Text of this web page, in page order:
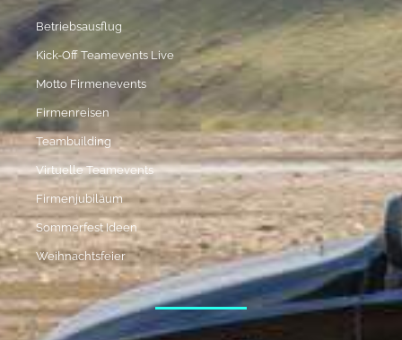
Betriebsausflug
Kick-Off Teamevents Live
Motto Firmenevents
Firmenreisen
Teambuilding
Virtuelle Teamevents
Firmenjubiläum
Sommerfest Ideen
Weihnachtsfeier